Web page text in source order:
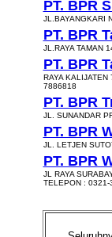
PT. BPR
JL.BAYANGKARI
PT. BPR
JL.RAYA TAMAN
PT. BPR
RAYA
7886818
PT. BPR
JL. SUNANDAR
PT. BPR
JL. LETJEN
PT. BPR
JL RAYA
TELEPON :